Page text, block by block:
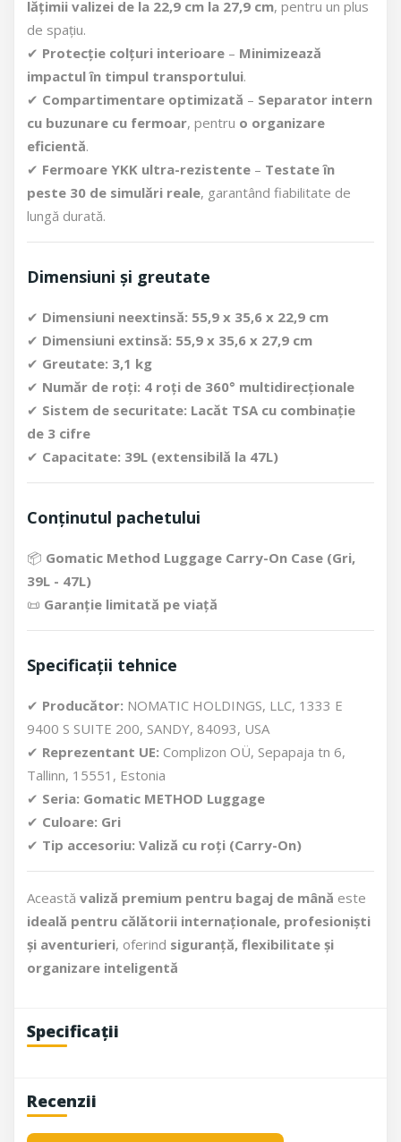
lățimii valizei de la 22,9 cm la 27,9 cm, pentru un plus
de spațiu.
✔ Protecție colțuri interioare – Minimizează
impactul în timpul transportului.
✔ Compartimentare optimizată – Separator intern
cu buzunare cu fermoar, pentru o organizare
eficientă.
✔ Fermoare YKK ultra-rezistente – Testate în
peste 30 de simulări reale, garantând fiabilitate de
lungă durată.
Dimensiuni și greutate
✔ Dimensiuni neextinsă: 55,9 x 35,6 x 22,9 cm
✔ Dimensiuni extinsă: 55,9 x 35,6 x 27,9 cm
✔ Greutate: 3,1 kg
✔ Număr de roți: 4 roți de 360° multidirecționale
✔ Sistem de securitate: Lacăt TSA cu combinație
de 3 cifre
✔ Capacitate: 39L (extensibilă la 47L)
Conținutul pachetului
📦 Gomatic Method Luggage Carry-On Case (Gri,
39L - 47L)
📜 Garanție limitată pe viață
Specificații tehnice
✔ Producător: NOMATIC HOLDINGS, LLC, 1333 E
9400 S SUITE 200, SANDY, 84093, USA
✔ Reprezentant UE: Complizon OÜ, Sepapaja tn 6,
Tallinn, 15551, Estonia
✔ Seria: Gomatic METHOD Luggage
✔ Culoare: Gri
✔ Tip accesoriu: Valiză cu roți (Carry-On)
Această valiză premium pentru bagaj de mână este
ideală pentru călătorii internaționale, profesioniști
și aventurieri, oferind siguranță, flexibilitate și
organizare inteligentă
Specificații
Recenzii